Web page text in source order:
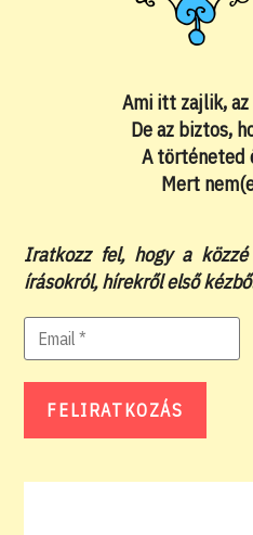
Ami itt zajlik, az
De az biztos,
A történeted
Mert
Iratkozz fel, hogy a
írásokról, hírekről első